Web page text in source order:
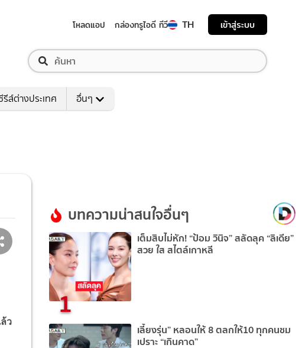
โหลดแอป กล่องทรูไอดี ทีวี TH เข้าสู่ระบบ
รีส์ต่างประเทศ อื่นๆ
ว
บทความน่าสนใจอื่นๆ
1
เต็มสิบไม่หัก! “ป้อม วินิจ” สลัดลุค “ลิเดีย”
สวย ใส สไตล์เกาหลี
เลี้ยงรุ่น” หลอนให้ 8 ตลกให้10 ทุกคนชม
เปราะ “เกินคาด”